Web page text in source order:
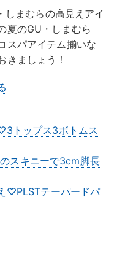
まむらの高見えアイ
夏のGU・しまむら
スパアイテム揃いな
きましょう！
トップス3ボトムス
スキニーで3cm脚長
♡PLSTテーパードパ